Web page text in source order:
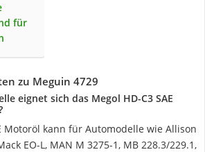
für
zu Meguin 4729
eignet sich das Megol HD-C3 SAE
Motoröl kann für Automodelle wie Allison
EO-L, MAN M 3275-1, MB 228.3/229.1,